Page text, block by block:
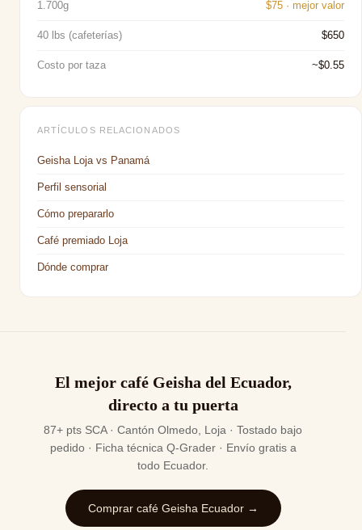
1.700g $75 · mejor valor
40 lbs (cafeterías) $650
Costo por taza ~$0.55
ARTÍCULOS RELACIONADOS
Geisha Loja vs Panamá
Perfil sensorial
Cómo prepararlo
Café premiado Loja
Dónde comprar
El mejor café Geisha del Ecuador,
directo a tu puerta
87+ pts SCA · Cantón Olmedo, Loja · Tostado bajo
pedido · Ficha técnica Q-Grader · Envío gratis a
todo Ecuador.
Comprar café Geisha Ecuador →